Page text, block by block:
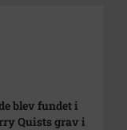
blev fundet i
Quists grav i